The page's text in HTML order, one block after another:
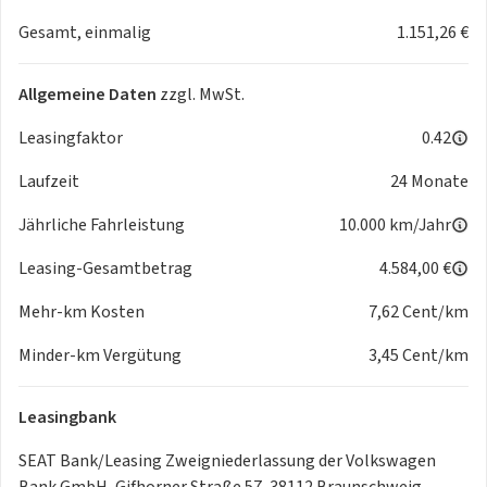
- Multifunktions-Sportlenkrad
- Ambientebeleuchtung
- Automatische Distanzregelung ACC
- Fahrersitz elektr. einstellbar mit Memoryfunktion
- Fahrprofilauswahl
- Fensterheber elektrisch
- Freisprecheinrichtung Bluetooth
- Heckklappe elektrisch (öffnen und schließen)
- Heckklappe elektrisch (öffnen und schließen)
sensorgesteuert
- Mittelarmlehne vorn
- Parklenkassistent / Park Assist
- Regensensor
Gesamt, einmalig
1.151,26 €
Allgemeine Daten zzgl. MwSt.
Leasingfaktor
0.42
Laufzeit
24 Monate
Jährliche Fahrleistung
10.000 km/Jahr
Leasing-Gesamtbetrag
4.584,00 €
Mehr-km Kosten
7,62 Cent/km
Minder-km Vergütung
3,45 Cent/km
Leasingbank
SEAT Bank/Leasing Zweigniederlassung der Volkswagen